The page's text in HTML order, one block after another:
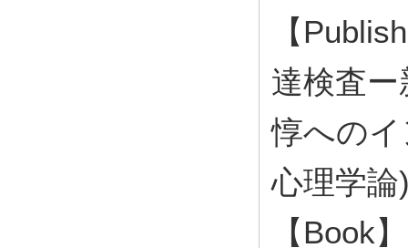
【
達検査
惇への
心理学
【Book